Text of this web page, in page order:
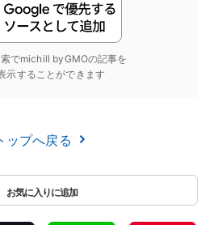
でmichill byGMOの記事を
示することができます
ップへ戻る